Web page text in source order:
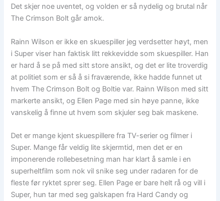
Det skjer noe uventet, og volden er så nydelig og brutal når
The Crimson Bolt går amok.
Rainn Wilson er ikke en skuespiller jeg verdsetter høyt, men
i Super viser han faktisk litt rekkevidde som skuespiller. Han
er hard å se på med sitt store ansikt, og det er lite troverdig
at politiet som er så å si fraværende, ikke hadde funnet ut
hvem The Crimson Bolt og Boltie var. Rainn Wilson med sitt
markerte ansikt, og Ellen Page med sin høye panne, ikke
vanskelig å finne ut hvem som skjuler seg bak maskene.
Det er mange kjent skuespillere fra TV-serier og filmer i
Super. Mange får veldig lite skjermtid, men det er en
imponerende rollebesetning man har klart å samle i en
superheltfilm som nok vil snike seg under radaren for de
fleste før ryktet sprer seg. Ellen Page er bare helt rå og vill i
Super, hun tar med seg galskapen fra Hard Candy og